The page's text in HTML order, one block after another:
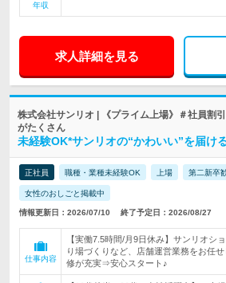
年収
求人詳細を見る
株式会社サンリオ | 《プライム上場》＃社員割
がたくさん
未経験OK*サンリオの“かわいい”を届け
正社員 職種・業種未経験OK 上場 第二新卒
女性のおしごと掲載中
情報更新日：2026/07/10 終了予定日：2026/08/27
仕事内容
【実働7.5時間/月9日休み】サンリオシ
り場づくりなど、店舗運営業務をお任
修が充実⇒安心スタート♪